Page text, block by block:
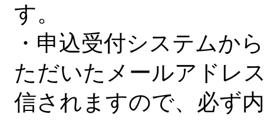
す。
・申込受付システムか
ただいたメールアドレ
信されますので、必ず